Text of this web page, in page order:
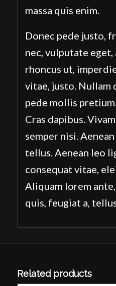
massa quis enim.
Donec pede justo,
nec, vulputate eget,
rhoncus ut,
vitae, justo. Nullam
pede mollis
Cras dapibus.
semper nisi.
tellus. Aenean leo
consequat vitae,
Aliquam lorem
quis, feugiat a,
Related products